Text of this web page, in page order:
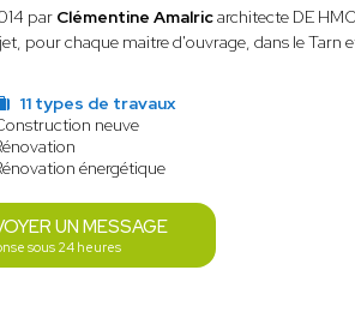
par Clémentine Amalricarchitecte DE
pour chaque maitre d'ouvrage, dans le Tarn
11 types de travaux
neuve
énergétique
UN MESSAGE
sous 24 heures